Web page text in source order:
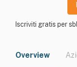
Iscriviti gratis per
Overview